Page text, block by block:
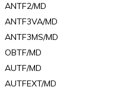
ANTF2/MD
ANTF3VA/MD
ANTF3MS/MD
OBTF/MD
AUTF/MD
AUTFEXT/MD